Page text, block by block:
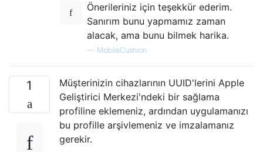
Önerileriniz için teşekkür ederim.
Sanırım bunu yapmamız zaman
alacak, ama bunu bilmek harika.
— MobileCushion
1
Müşterinizin cihazlarının UUID'lerini Apple
Geliştirici Merkezi'ndeki bir sağlama
profiline eklemeniz, ardından uygulamanızı
bu profille arşivlemeniz ve imzalamanız
gerekir.